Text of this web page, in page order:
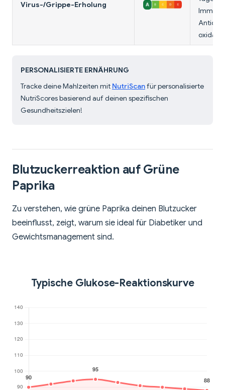
Virus-/Grippe-Erholung
PERSONALISIERTE ERNÄHRUNG
Tracke deine Mahlzeiten mit NutriScanfür personalisierte
NutriScores basierend auf deinen spezifischen
Gesundheitszielen!
Blutzuckerreaktion auf Grüne
Paprika
Zu verstehen, wie grüne Paprika deinen Blutzucker
beeinflusst, zeigt, warum sie ideal für Diabetiker und
Gewichtsmanagement sind.
Typische Glukose-Reaktionskurve